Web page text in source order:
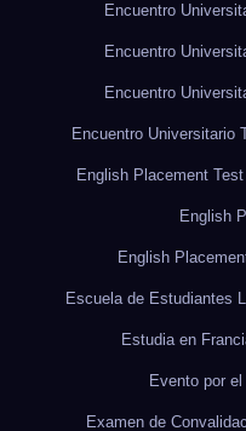
Encuentro
Encuentro
Encuentro
Encuentro Universitario
English Placement Test
English
English
Escuela de Estudiantes
Estudia en
Evento por
Examen de